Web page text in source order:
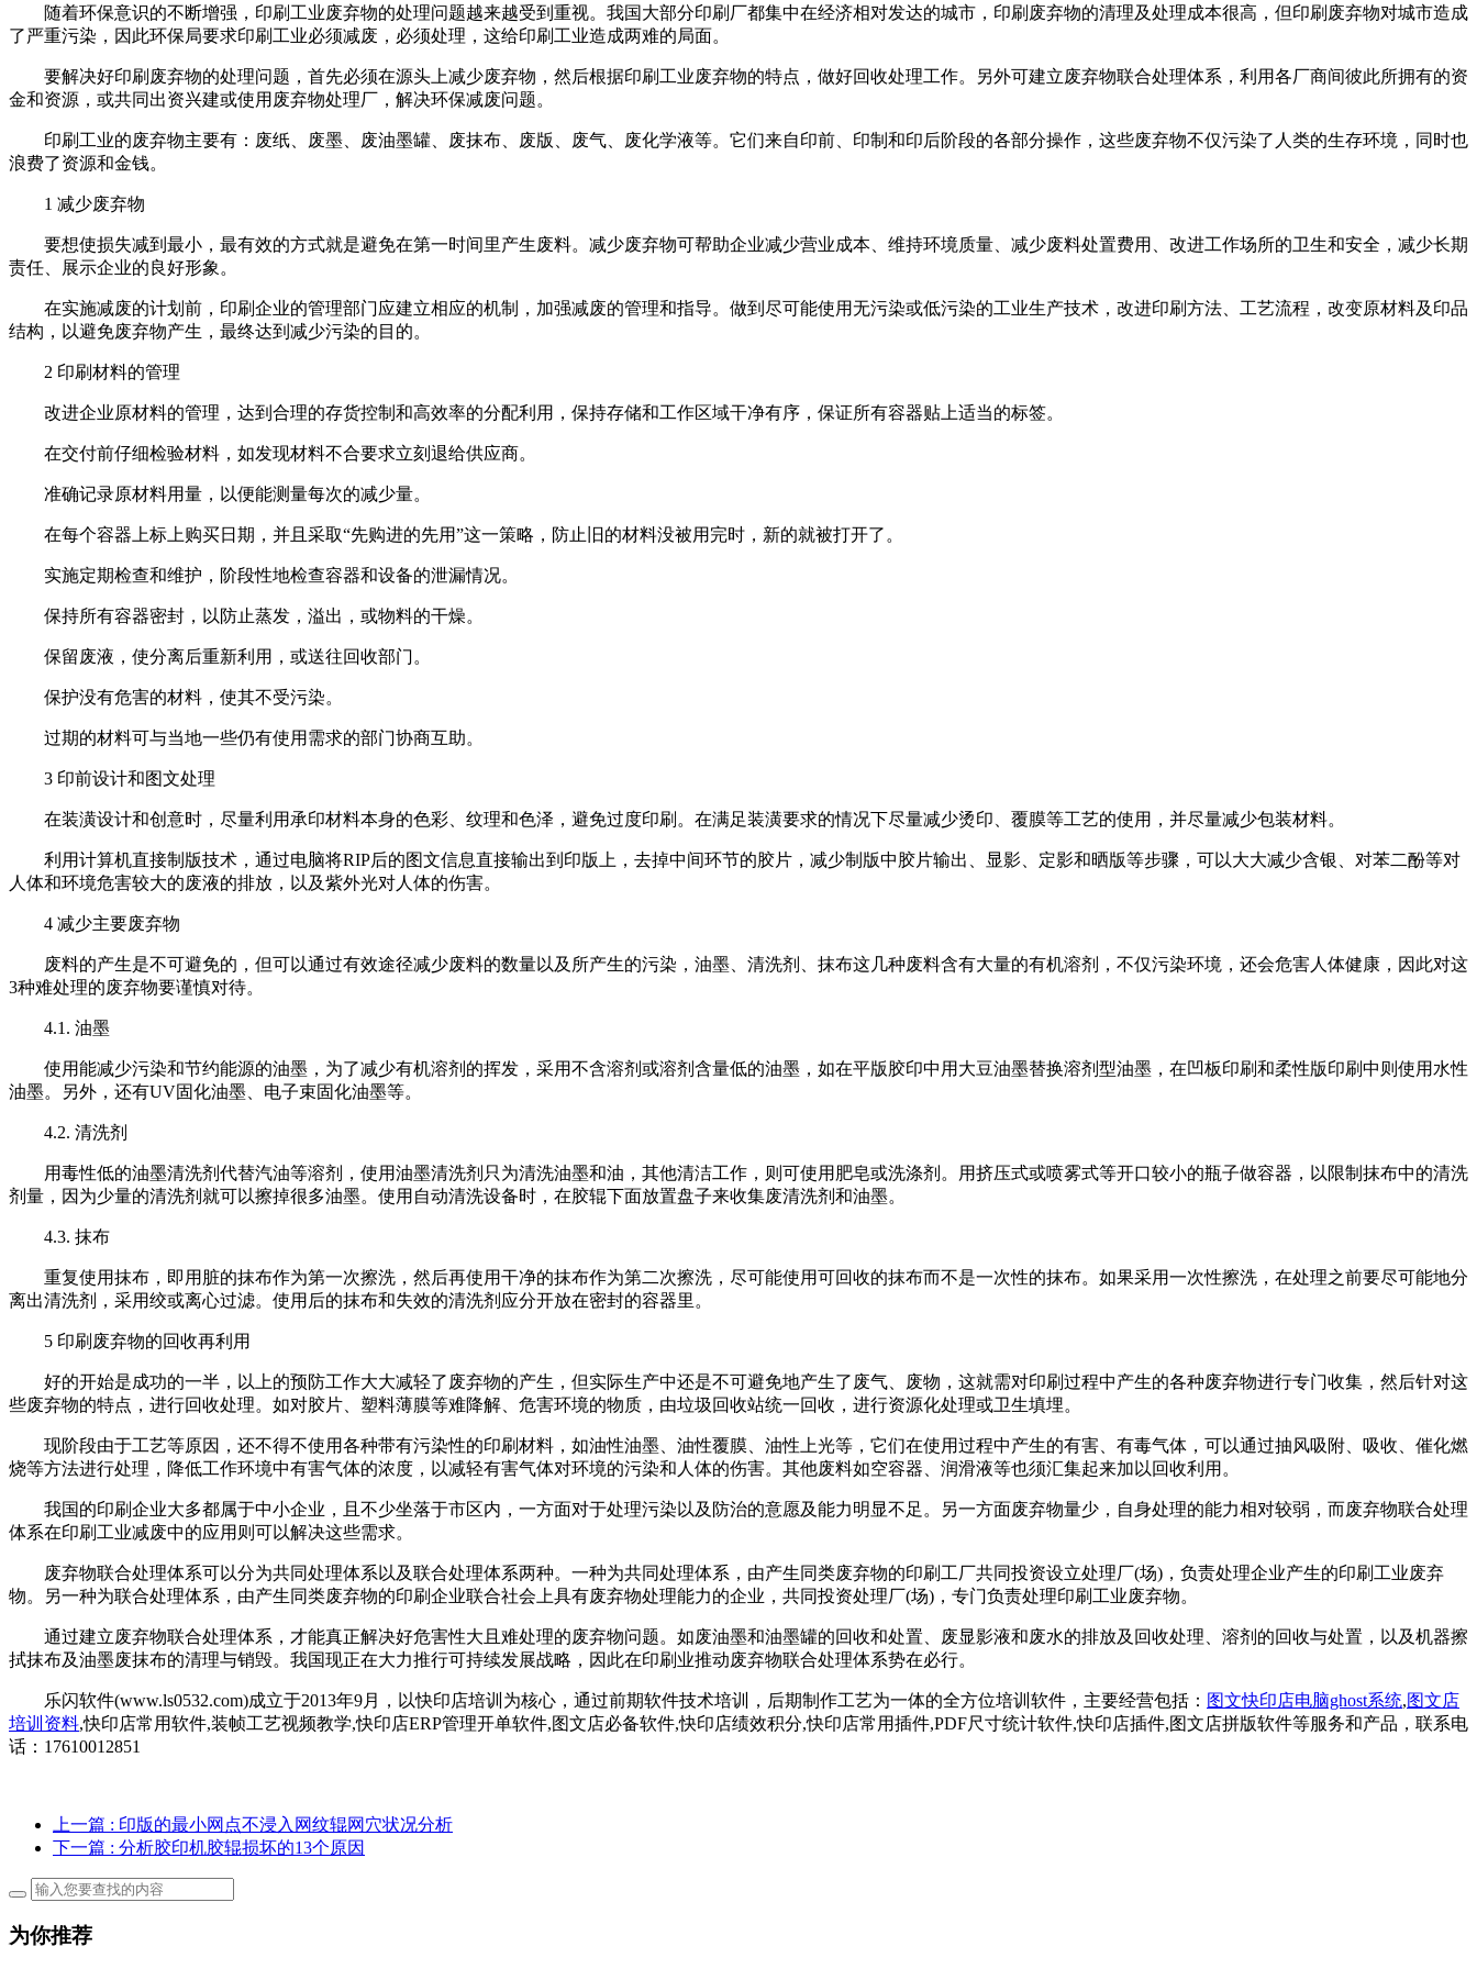
随着环保意识的不断增强，印刷工业废弃物的处理问题越来越受到重视。我国大部分印刷厂都集中在经济相对发达的城市，印刷废弃物的清理及处理成本很高，但印刷废弃物对城市造成
了严重污染，因此环保局要求印刷工业必须减废，必须处理，这给印刷工业造成两难的局面。
要解决好印刷废弃物的处理问题，首先必须在源头上减少废弃物，然后根据印刷工业废弃物的特点，做好回收处理工作。另外可建立废弃物联合处理体系，利用各厂商间彼此所拥有的资
金和资源，或共同出资兴建或使用废弃物处理厂，解决环保减废问题。
印刷工业的废弃物主要有：废纸、废墨、废油墨罐、废抹布、废版、废气、废化学液等。它们来自印前、印制和印后阶段的各部分操作，这些废弃物不仅污染了人类的生存环境，同时也
浪费了资源和金钱。
1 减少废弃物
要想使损失减到最小，最有效的方式就是避免在第一时间里产生废料。减少废弃物可帮助企业减少营业成本、维持环境质量、减少废料处置费用、改进工作场所的卫生和安全，减少长期
责任、展示企业的良好形象。
在实施减废的计划前，印刷企业的管理部门应建立相应的机制，加强减废的管理和指导。做到尽可能使用无污染或低污染的工业生产技术，改进印刷方法、工艺流程，改变原材料及印品
结构，以避免废弃物产生，最终达到减少污染的目的。
2 印刷材料的管理
改进企业原材料的管理，达到合理的存货控制和高效率的分配利用，保持存储和工作区域干净有序，保证所有容器贴上适当的标签。
在交付前仔细检验材料，如发现材料不合要求立刻退给供应商。
准确记录原材料用量，以便能测量每次的减少量。
在每个容器上标上购买日期，并且采取“先购进的先用”这一策略，防止旧的材料没被用完时，新的就被打开了。
实施定期检查和维护，阶段性地检查容器和设备的泄漏情况。
保持所有容器密封，以防止蒸发，溢出，或物料的干燥。
保留废液，使分离后重新利用，或送往回收部门。
保护没有危害的材料，使其不受污染。
过期的材料可与当地一些仍有使用需求的部门协商互助。
3 印前设计和图文处理
在装潢设计和创意时，尽量利用承印材料本身的色彩、纹理和色泽，避免过度印刷。在满足装潢要求的情况下尽量减少烫印、覆膜等工艺的使用，并尽量减少包装材料。
利用计算机直接制版技术，通过电脑将RIP后的图文信息直接输出到印版上，去掉中间环节的胶片，减少制版中胶片输出、显影、定影和晒版等步骤，可以大大减少含银、对苯二酚等对
人体和环境危害较大的废液的排放，以及紫外光对人体的伤害。
4 减少主要废弃物
废料的产生是不可避免的，但可以通过有效途径减少废料的数量以及所产生的污染，油墨、清洗剂、抹布这几种废料含有大量的有机溶剂，不仅污染环境，还会危害人体健康，因此对这
3种难处理的废弃物要谨慎对待。
4.1. 油墨
使用能减少污染和节约能源的油墨，为了减少有机溶剂的挥发，采用不含溶剂或溶剂含量低的油墨，如在平版胶印中用大豆油墨替换溶剂型油墨，在凹板印刷和柔性版印刷中则使用水性
油墨。另外，还有UV固化油墨、电子束固化油墨等。
4.2. 清洗剂
用毒性低的油墨清洗剂代替汽油等溶剂，使用油墨清洗剂只为清洗油墨和油，其他清洁工作，则可使用肥皂或洗涤剂。用挤压式或喷雾式等开口较小的瓶子做容器，以限制抹布中的清洗
剂量，因为少量的清洗剂就可以擦掉很多油墨。使用自动清洗设备时，在胶辊下面放置盘子来收集废清洗剂和油墨。
4.3. 抹布
重复使用抹布，即用脏的抹布作为第一次擦洗，然后再使用干净的抹布作为第二次擦洗，尽可能使用可回收的抹布而不是一次性的抹布。如果采用一次性擦洗，在处理之前要尽可能地分
离出清洗剂，采用绞或离心过滤。使用后的抹布和失效的清洗剂应分开放在密封的容器里。
5 印刷废弃物的回收再利用
好的开始是成功的一半，以上的预防工作大大减轻了废弃物的产生，但实际生产中还是不可避免地产生了废气、废物，这就需对印刷过程中产生的各种废弃物进行专门收集，然后针对这
些废弃物的特点，进行回收处理。如对胶片、塑料薄膜等难降解、危害环境的物质，由垃圾回收站统一回收，进行资源化处理或卫生填埋。
现阶段由于工艺等原因，还不得不使用各种带有污染性的印刷材料，如油性油墨、油性覆膜、油性上光等，它们在使用过程中产生的有害、有毒气体，可以通过抽风吸附、吸收、催化燃
烧等方法进行处理，降低工作环境中有害气体的浓度，以减轻有害气体对环境的污染和人体的伤害。其他废料如空容器、润滑液等也须汇集起来加以回收利用。
我国的印刷企业大多都属于中小企业，且不少坐落于市区内，一方面对于处理污染以及防治的意愿及能力明显不足。另一方面废弃物量少，自身处理的能力相对较弱，而废弃物联合处理
体系在印刷工业减废中的应用则可以解决这些需求。
废弃物联合处理体系可以分为共同处理体系以及联合处理体系两种。一种为共同处理体系，由产生同类废弃物的印刷工厂共同投资设立处理厂(场)，负责处理企业产生的印刷工业废弃
物。另一种为联合处理体系，由产生同类废弃物的印刷企业联合社会上具有废弃物处理能力的企业，共同投资处理厂(场)，专门负责处理印刷工业废弃物。
通过建立废弃物联合处理体系，才能真正解决好危害性大且难处理的废弃物问题。如废油墨和油墨罐的回收和处置、废显影液和废水的排放及回收处理、溶剂的回收与处置，以及机器擦
拭抹布及油墨废抹布的清理与销毁。我国现正在大力推行可持续发展战略，因此在印刷业推动废弃物联合处理体系势在必行。
乐闪软件(www.ls0532.com)成立于2013年9月，以快印店培训为核心，通过前期软件技术培训，后期制作工艺为一体的全方位培训软件，主要经营包括： 图文快印店电脑ghost系统,图文店
培训资料,快印店常用软件,装帧工艺视频教学,快印店ERP管理开单软件,图文店必备软件,快印店绩效积分,快印店常用插件,PDF尺寸统计软件,快印店插件,图文店拼版软件等服务和产品，联系电
话：17610012851
上一篇 : 印版的最小网点不浸入网纹辊网穴状况分析
下一篇 : 分析胶印机胶辊损坏的13个原因
为你推荐